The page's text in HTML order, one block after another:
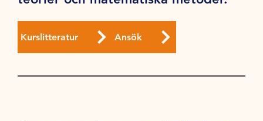
Kurslitteratur Ansök